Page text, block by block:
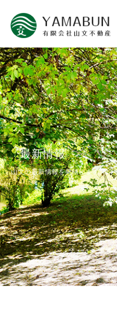
最新情報
山文の最新情報を発信します